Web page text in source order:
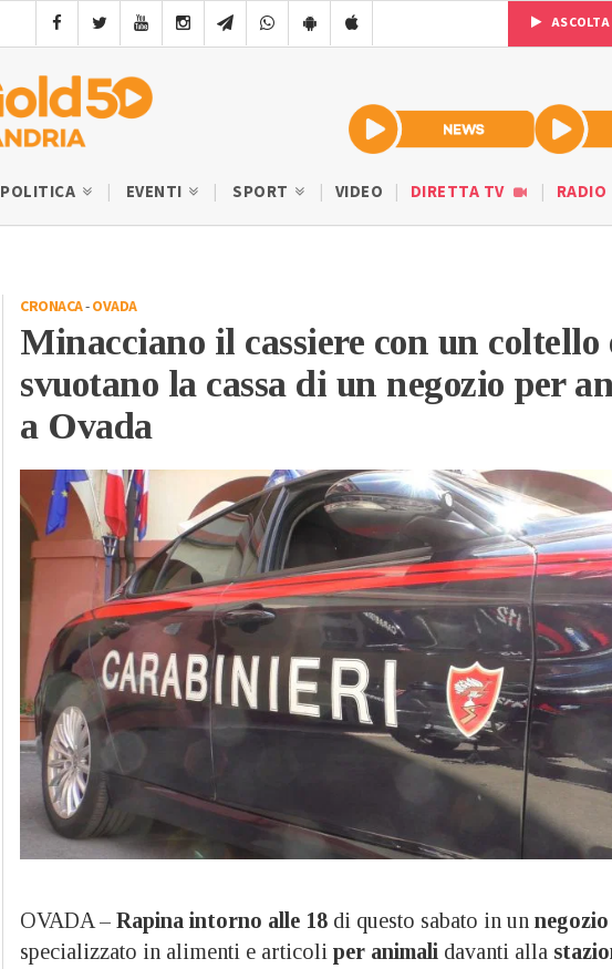
POLITICA EVENTI SPORT VIDEO DIRETTA TV RADIO
CRONACA-OVADA
Minacciano il cassiere con un coltello
svuotano la cassa di un negozio per
a Ovada
OVADA – Rapina intorno alle 18 di questo sabato in un negozio
specializzato in alimenti e articoli per animali davanti alla